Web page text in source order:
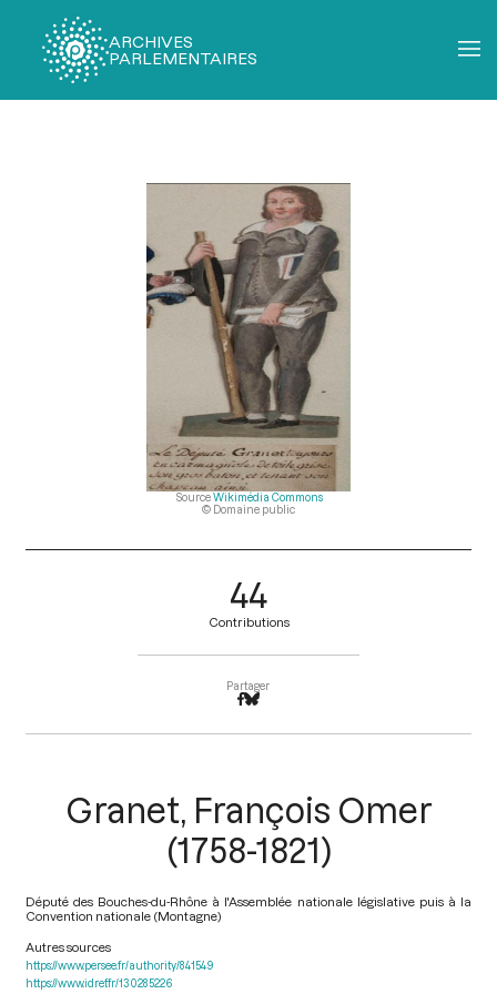
ARCHIVES
PARLEMENTAIRES
Source Wikimédia Commons
© Domaine public
44
Contributions
Partager
Granet, François Omer
(1758-1821)
Député des Bouches-du-Rhône à l'Assemblée nationale législative puis à la
Convention nationale (Montagne)
Autres sources
https://www.persee.fr/authority/841549
https://www.idref.fr/130285226